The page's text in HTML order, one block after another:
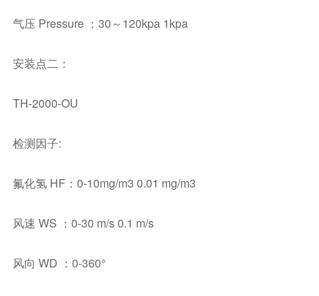
气压 Pressure ：30～120kpa 1kpa
安装点二：
TH-2000-OU
检测因子:
氟化氢 HF：0-10mg/m3 0.01 mg/m3
风速 WS ：0-30 m/s 0.1 m/s
风向 WD ：0-360°